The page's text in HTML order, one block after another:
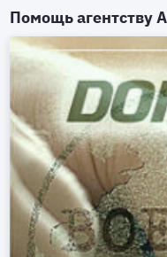
Помощь агентству